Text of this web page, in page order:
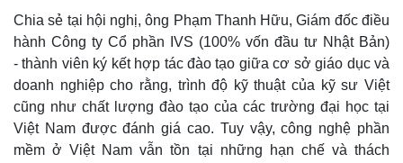
Chia sẻ tại hội nghị, ông Phạm Thanh Hữu, Giám đốc điều
hành Công ty Cổ phần IVS (100% vốn đầu tư Nhật Bản)
- thành viên ký kết hợp tác đào tạo giữa cơ sở giáo dục và
doanh nghiệp cho rằng, trình độ kỹ thuật của kỹ sư Việt
cũng như chất lượng đào tạo của các trường đại học tại
Việt Nam được đánh giá cao. Tuy vậy, công nghệ phần
mềm ở Việt Nam vẫn tồn tại những hạn chế và thách